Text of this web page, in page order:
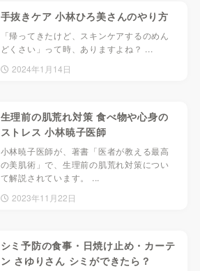
手抜きケア 小林ひろ美さんのやり方
「帰ってきたけど、スキンケアするのめん
どくさい」って時、ありますよね？ ...
2024年1月14日
生理前の肌荒れ対策 食べ物や心身の
ストレス 小林暁子医師
小林暁子医師が、著書「医者が教える最高
の美肌術」で、生理前の肌荒れ対策につい
て解説されています。 ...
2023年11月22日
シミ予防の食事・日焼け止め・カーテ
ン さゆりさん シミができたら？